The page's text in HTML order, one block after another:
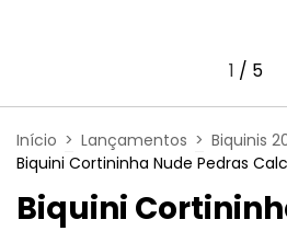
1 / 5
Início > Lançamentos > Biquinis
Biquini Cortininha Nude Pedras
Biquini